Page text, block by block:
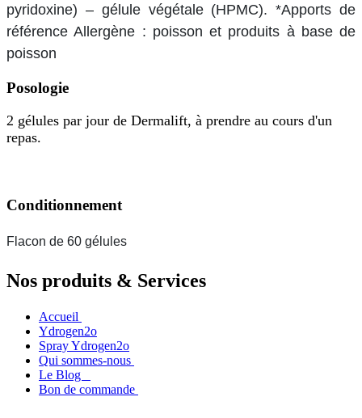
pyridoxine) – gélule végétale (HPMC). *Apports de
référence Allergène : poisson et produits à base de
poisson
Posologie
2 gélules par jour de Dermalift, à prendre au cours d'un
repas.
Conditionnement
Flacon de 60 gélules
Nos produits & Services
Accueil
Ydrogen2o
Spray Ydrogen2o
Qui sommes-nous
Le Blog
Bon de commande